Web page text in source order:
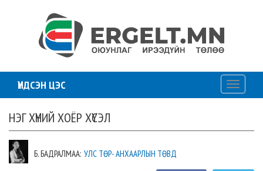
ҮНДСЭН ЦЭС
Toggle
НЭГ ХҮНИЙ ХОЁР ХҮСЭЛ
Б. БАДРАЛМАА: УЛС ТӨР- АНХААРЛЫН ТӨВД